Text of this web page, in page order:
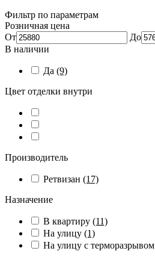
Фильтр по параметрам
Розничная цена
От
До
В наличии
Да (9)
Цвет отделки внутри
Производитель
Ретвизан (17)
Назначение
В квартиру (11)
На улицу (1)
На улицу с терморазрывом